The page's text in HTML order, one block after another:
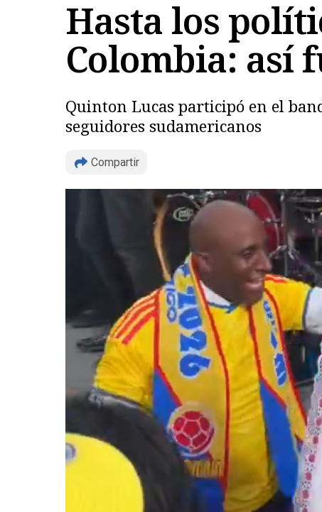
Hasta los
Colombia: así
Quinton Lucas participó en el
seguidores sudamericanos
Compartir